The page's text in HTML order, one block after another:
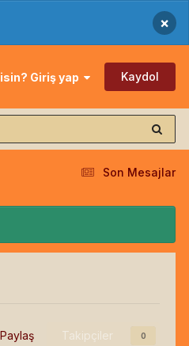
×
Giriş yap Kaydol
Son Mesajlar
Paylaş Takipçiler 0